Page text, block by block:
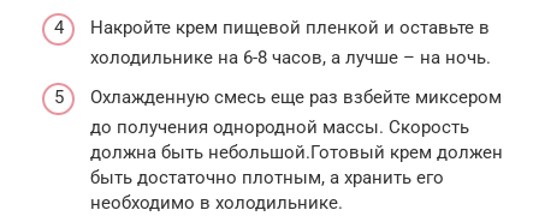
Накройте крем пищевой пленкой и оставьте в
холодильнике на 6-8 часов, а лучше – на ночь.
Охлажденную смесь еще раз взбейте миксером
до получения однородной массы. Скорость
должна быть небольшой.Готовый крем должен
быть достаточно плотным, а хранить его
необходимо в холодильнике.